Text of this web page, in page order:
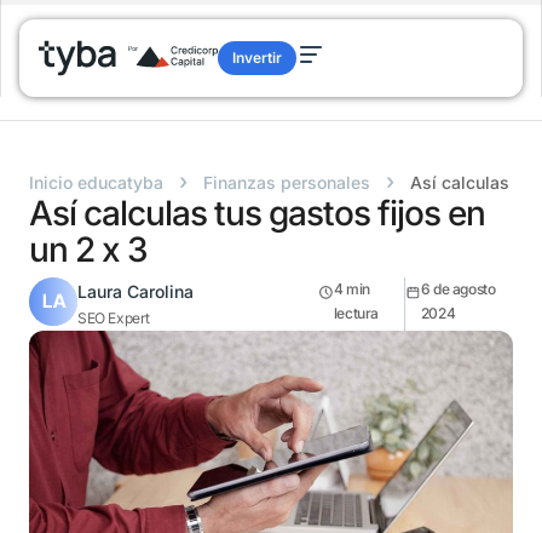
Invertir
Inicio educatyba › Finanzas personales › Así calculas
Así calculas tus gastos fijos en
un 2 x 3
Laura Carolina
SEO Expert
4 min
lectura
6 de agosto
2024